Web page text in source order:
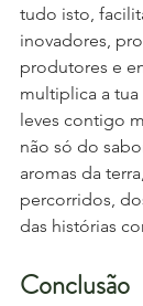
tudo isto,
inovadores,
produtores e
multiplica a
leves contigo
não só do
aromas da
percorridos,
das histórias
Conclusão